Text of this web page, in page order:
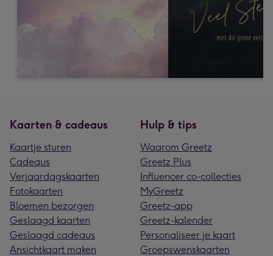
Kaarten & cadeaus
Kaartje sturen
Cadeaus
Verjaardagskaarten
Fotokaarten
Bloemen bezorgen
Geslaagd kaarten
Geslaagd cadeaus
Ansichtkaart maken
Hulp & tips
Waarom Greetz
Greetz Plus
Influencer co-collecties
MyGreetz
Greetz-app
Greetz-kalender
Personaliseer je kaart
Groepswenskaarten